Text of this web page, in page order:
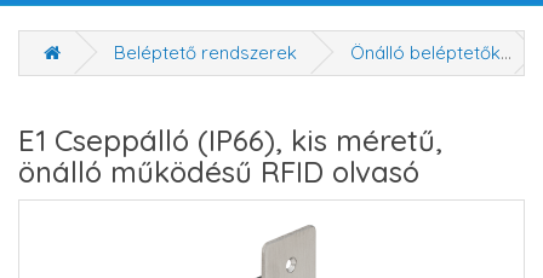
Beléptető rendszerek Önálló beléptetők
E1 Cseppálló (IP66), kis méretű,
önálló működésű RFID olvasó